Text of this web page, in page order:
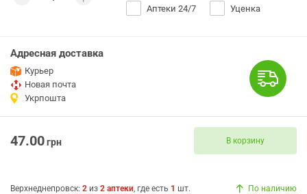
Аптеки 24/7 Уценка
Адресная доставка
Курьер
Новая почта
Укрпошта
47.00грн В корзину
Верхнеднепровск: 2 из 2 аптеки, где есть 1 шт. По наличию